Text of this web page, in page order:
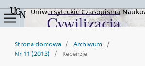
Uniwersyteckie Czasopisma
Strona domowa / Archiwum /
Nr 11 (2013)
/ Recenzje